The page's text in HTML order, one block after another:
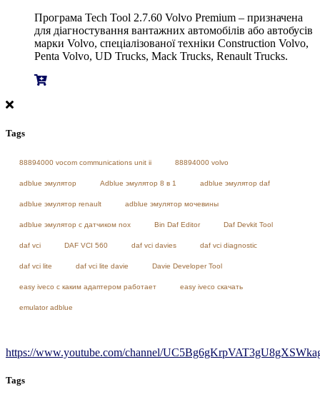
Програма Tech Tool 2.7.60 Volvo Premium – призначена
для діагностування вантажних автомобілів або автобусів
марки Volvo, спеціалізованої техніки Construction Volvo,
Penta Volvo, UD Trucks, Mack Trucks, Renault Trucks.
Tags
88894000 vocom communications unit ii 88894000 volvo
adblue эмулятор Adblue эмулятор 8 в 1 adblue эмулятор daf
adblue эмулятор renault adblue эмулятор мочевины
adblue эмулятор с датчиком nox Bin Daf Editor Daf Devkit Tool
daf vci DAF VCI 560 daf vci davies daf vci diagnostic
daf vci lite daf vci lite davie Davie Developer Tool
easy iveco с каким адаптером работает easy iveco скачать
emulator adblue
https://www.youtube.com/channel/
Tags